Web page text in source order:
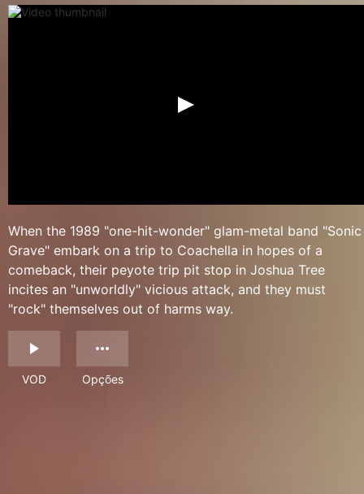
When the 1989 "one-hit-wonder" glam-metal band "Sonic
Grave" embark on a trip to Coachella in hopes of a
comeback, their peyote trip pit stop in Joshua Tree
incites an "unworldly" vicious attack, and they must
"rock" themselves out of harms way.
VOD Opções